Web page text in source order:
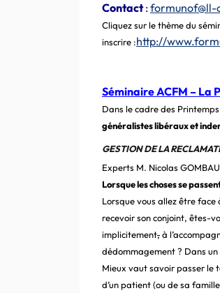
Contact:
Cliquez sur le thème du
inscrire :http://
Séminaire ACFM – La
Dans le cadre des
généralistes libéraux et
GESTION DE LA
Experts M. Nicolas
Lorsque les choses se
Lorsque vous allez être face
recevoir son conjoint, êtes-
implicitement,à
dédommagement ? Dans
Mieux vaut savoir passer le
d’un patient (ou de sa